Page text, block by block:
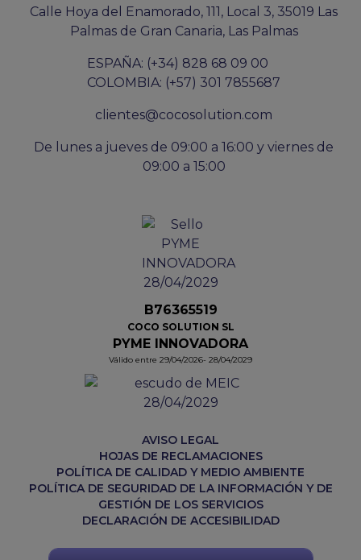
Calle Hoya del Enamorado, 111, Local 3, 35019 Las
Palmas de Gran Canaria, Las Palmas
ESPAÑA: (+34) 828 68 09 00
COLOMBIA: (+57) 301 7855687
clientes@cocosolution.com
De lunes a jueves de 09:00 a 16:00 y viernes de
09:00 a 15:00
B76365519
COCO SOLUTION SL
PYME INNOVADORA
Válido entre 29/04/2026- 28/04/2029
AVISO LEGAL
HOJAS DE RECLAMACIONES
POLÍTICA DE CALIDAD Y MEDIO AMBIENTE
POLÍTICA DE SEGURIDAD DE LA INFORMACIÓN Y DE
GESTIÓN DE LOS SERVICIOS
DECLARACIÓN DE ACCESIBILIDAD